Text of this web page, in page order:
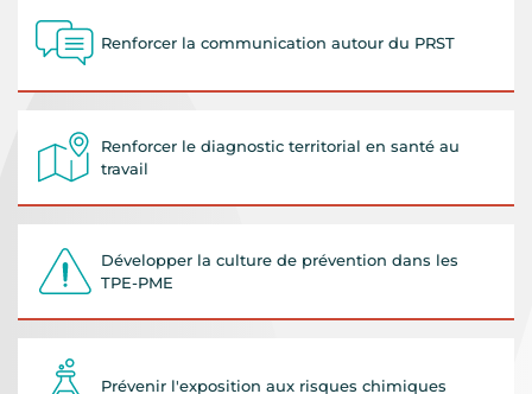
Renforcer la communication autour du PRST
Renforcer le diagnostic territorial en santé au
travail
Développer la culture de prévention dans les
TPE-PME
Prévenir l'exposition aux risques chimiques